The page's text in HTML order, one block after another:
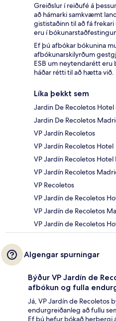
Greiðslur í reiðufé á
að hámarki samkvæmt
gististaðinn til að fá
eru í
Ef þú afbókar bókunina
afbókunarskilyrðum
ESB um neytendarétt
háðar rétti til að hætta við.
Líka þekkt sem
Jardin De Recoletos
Jardin De Recoletos
VP Jardín Recoletos
VP Jardín Recoletos Hotel
VP Jardín Recoletos
VP Jardín Recoletos
VP Recoletos
VP Jardín de Recoletos
VP Jardín de Recoletos
VP Jardín de Recoletos
Algengar spurningar
Býður VP Jardín de
afbókun og fulla
Já, VP Jardín de Recoletos
endurgreiðanleg að fullu
Ef þú hefur bókað herbergi